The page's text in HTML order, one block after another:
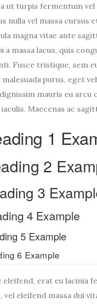
ut turpis fermentum
nulla vel massa cursus
magna vitae ante
a massa lacus, quis
Fusce tristique, sem
purus, eget
mauris eu
Maecenas ac
1
2
3
4 Example
5 Example
6 Example
eleifend, erat eu lacinia
vel eleifend massa dui